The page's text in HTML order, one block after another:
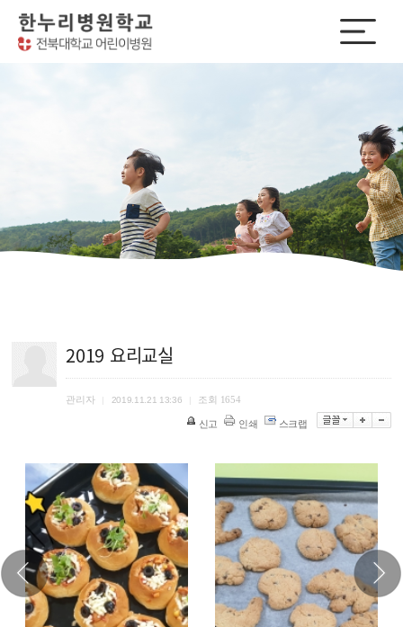
2019 요리교실
관리자 2019.11.21 13:36 조회 1654
신고 인쇄 스크랩